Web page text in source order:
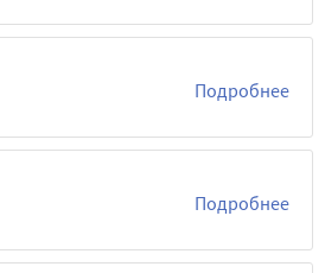
Подробнее
Подробнее